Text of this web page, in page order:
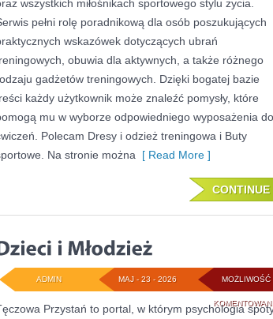
wszystkich miłośnikach sportowego stylu życia.
pełni rolę poradnikową dla osób poszukujących
wskazówek dotyczących ubrań
obuwia dla aktywnych, a także różnego
gadżetów treningowych. Dzięki bogatej bazie
każdy użytkownik może znaleźć pomysły, które
mu w wyborze odpowiedniego wyposażenia do
Polecam Dresy i odzież treningowa i Buty
Na stronie można [ Read More ]
CONTINUE
MOŻLIWOŚĆ
MAJ - 23 - 2026
ADMIN
Przystań to portal, w którym psychologia